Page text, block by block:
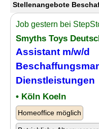
Stellenangebote
Job gestern bei
Smyths Toys
Assistant m/w/d
Dienstleistungen
• Köln Koeln
Homeoffice möglich